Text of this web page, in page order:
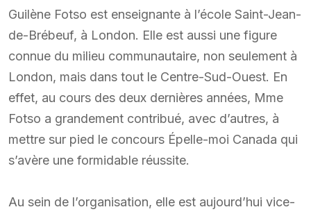
Guilène Fotso est enseignante à l’école Saint-Jean-
de-Brébeuf, à London. Elle est aussi une figure
connue du milieu communautaire, non seulement à
London, mais dans tout le Centre-Sud-Ouest. En
effet, au cours des deux dernières années, Mme
Fotso a grandement contribué, avec d’autres, à
mettre sur pied le concours Épelle-moi Canada qui
s’avère une formidable réussite.
Au sein de l’organisation, elle est aujourd’hui vice-